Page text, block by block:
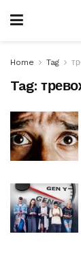
Home Tag
Tag: